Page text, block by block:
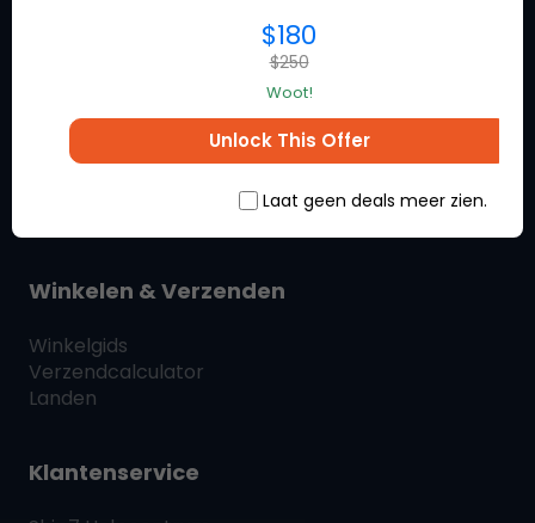
Wat isShip7
Hoe
Ship7Beoordelingen
Neem contact met ons op
Winkelen & Verzenden
Winkelgids
Verzendcalculator
Landen
Klantenservice
$180
$250
Woot!
Unlock This Offer
Laat geen deals meer zien.